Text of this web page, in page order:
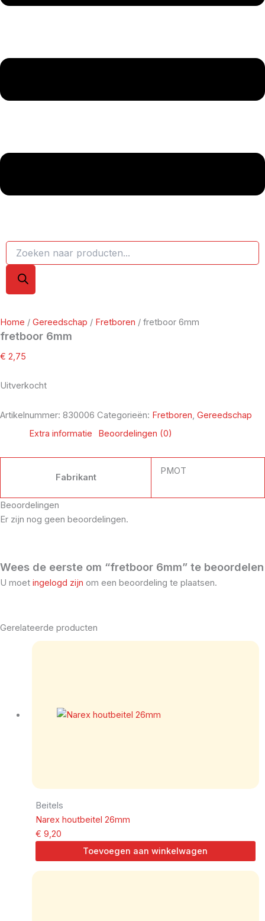
Home / Gereedschap / Fretboren / fretboor 6mm
fretboor 6mm
€ 2,75
Uitverkocht
Artikelnummer: 830006 Categorieën: Fretboren, Gereedschap
Extra informatie
Beoordelingen (0)
Fabrikant
PMOT
Beoordelingen
Er zijn nog geen beoordelingen.
Wees de eerste om “fretboor 6mm” te beoordelen
U moet ingelogd zijn om een beoordeling te plaatsen.
Gerelateerde producten
Beitels
Narex houtbeitel 26mm
€ 9,20
Toevoegen aan winkelwagen